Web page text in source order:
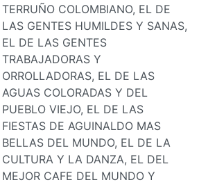
TERRUÑO COLOMBIANO, EL DE
LAS GENTES HUMILDES Y SANAS,
EL DE LAS GENTES
TRABAJADORAS Y
ORROLLADORAS, EL DE LAS
AGUAS COLORADAS Y DEL
PUEBLO VIEJO, EL DE LAS
FIESTAS DE AGUINALDO MAS
BELLAS DEL MUNDO, EL DE LA
CULTURA Y LA DANZA, EL DEL
MEJOR CAFE DEL MUNDO Y